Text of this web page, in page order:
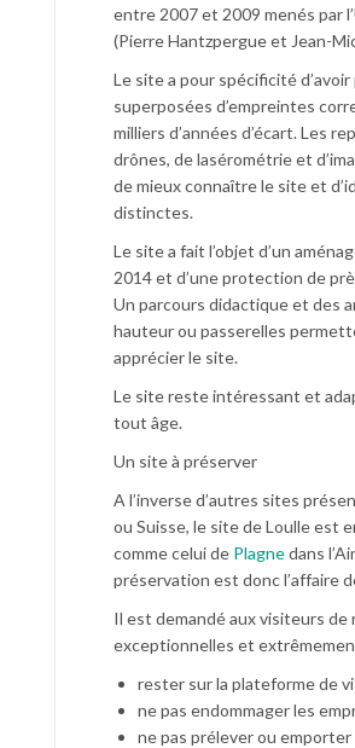
entre 2007 et 2009 menés par
(Pierre Hantzpergue et Jean-
Le site a pour spécificité
superposées d’empreintes
milliers d’années d’écart. Les
drônes, de lasérométrie et
de mieux connaître le site et
distinctes.
Le site a fait l’objet d’un
2014 et d’une protection de
Un parcours didactique et des
hauteur ou passerelles
apprécier le site.
Le site reste intéressant et
tout âge.
Un site à préserver
A l’inverse d’autres sites
ou Suisse, le site de Loulle est
comme celui de Plagnedans
préservation est donc l’affaire
Il est demandé aux visiteurs
exceptionnelles et
rester sur la plateforme de
ne pas endommager les
ne pas prélever ou